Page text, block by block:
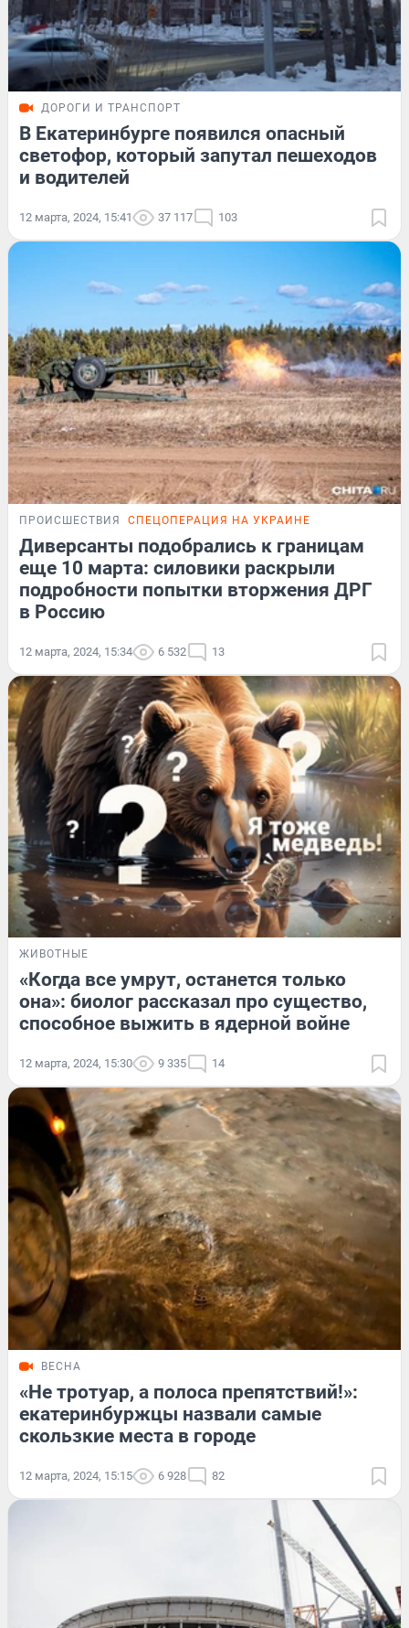
ДОРОГИ И ТРАНСПОРТ
В Екатеринбурге появился опасный
светофор, который запутал пешеходов
и водителей
12 марта, 2024, 15:41 37 117 103
ПРОИСШЕСТВИЯ СПЕЦОПЕРАЦИЯ НА УКРАИНЕ
Диверсанты подобрались к границам
еще 10 марта: силовики раскрыли
подробности попытки вторжения ДРГ
в Россию
12 марта, 2024, 15:34 6 532 13
ЖИВОТНЫЕ
«Когда все умрут, останется только
она»: биолог рассказал про существо,
способное выжить в ядерной войне
12 марта, 2024, 15:30 9 335 14
ВЕСНА
«Не тротуар, а полоса препятствий!»:
екатеринбуржцы назвали самые
скользкие места в городе
12 марта, 2024, 15:15 6 928 82